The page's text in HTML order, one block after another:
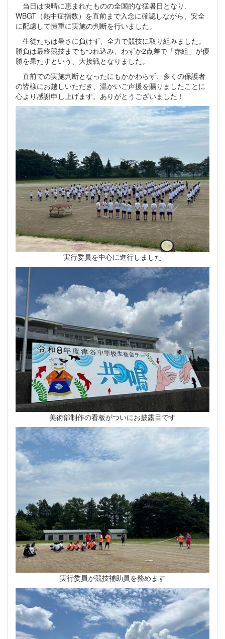
当日は快晴に恵まれたものの全国的な猛暑日となり、
WBGT（熱中症指数）を直前まで入念に確認しながら、安全
に配慮して慎重に実施の判断を行いました。
生徒たちは暑さに負けず、全力で競技に取り組みました。
勝負は最終競技までもつれ込み、わずか2点差で「赤組」が優
勝を果たすという、大接戦となりました。
直前での実施判断となったにもかかわらず、多くの保護者
の皆様にお越しいただき、温かいご声援を賜りましたことに
心より感謝申し上げます。ありがとうございました！
実行委員を中心に進行しました
美術部制作の看板がついにお披露目です
実行委員が競技補助員を務めます